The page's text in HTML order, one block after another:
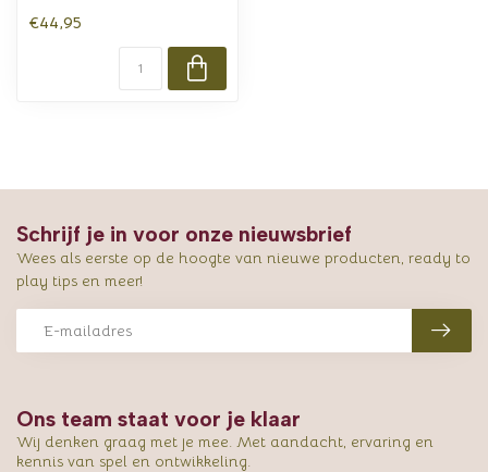
€44,95
Ons team staat voor je klaar
Wij denken graag met je mee. Met aandacht, ervaring en
kennis van spel en ontwikkeling.
Schrijf je in voor onze nieuwsbrief
Wees als eerste op de hoogte van nieuwe producten, ready to
play tips en meer!